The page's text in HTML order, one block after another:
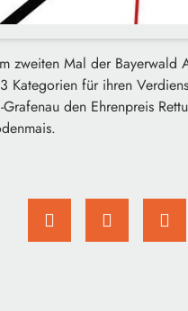
zweiten Mal der Bayerwald
Kategorien für ihren
den Ehrenpreis